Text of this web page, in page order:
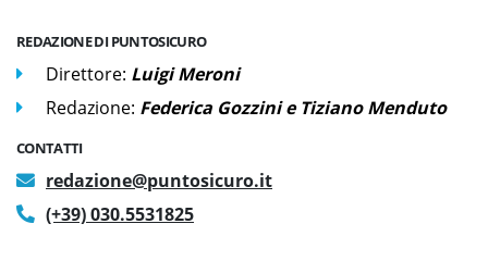
REDAZIONE DI PUNTOSICURO
Direttore: Luigi Meroni
Redazione: Federica Gozzini e Tiziano Menduto
CONTATTI
redazione@puntosicuro.it
(+39) 030.5531825